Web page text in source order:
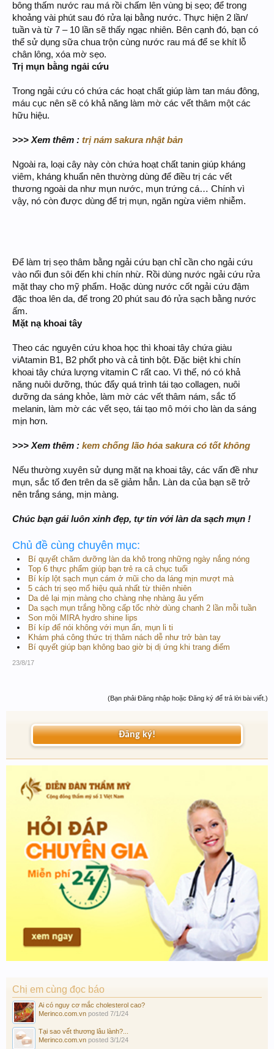
bông thấm nước rau má rồi chấm lên vùng bị sẹo; để trong
khoảng vài phút sau đó rửa lại bằng nước. Thực hiện 2 lần/
tuần và từ 7 – 10 lần sẽ thấy ngạc nhiên. Bên cạnh đó, bạn có
thể sử dụng sữa chua trộn cùng nước rau má để se khít lỗ
chân lông, xóa mờ sẹo.
Trị mụn bằng ngải cứu
Trong ngải cứu có chứa các hoạt chất giúp làm tan máu đông,
máu cục nên sẽ có khả năng làm mờ các vết thâm một các
hữu hiệu.
>>> Xem thêm : trị nám sakura nhật bản
Ngoài ra, loại cây này còn chứa hoạt chất tanin giúp kháng
viêm, kháng khuẩn nên thường dùng để điều trị các vết
thương ngoài da như mụn nước, mụn trứng cá… Chính vì
vậy, nó còn được dùng để trị mụn, ngăn ngừa viêm nhiễm.
Để làm trị sẹo thâm bằng ngải cứu bạn chỉ cần cho ngải cứu
vào nổi đun sôi đến khi chín nhừ. Rồi dùng nước ngải cứu rửa
mặt thay cho mỹ phẩm. Hoặc dùng nước cốt ngải cứu đậm
đặc thoa lên da, để trong 20 phút sau đó rửa sạch bằng nước
ấm.
Mặt nạ khoai tây
Theo các nguyên cứu khoa học thì khoai tây chứa giàu
viAtamin B1, B2 phốt pho và cả tinh bột. Đặc biệt khi chín
khoai tây chứa lượng vitamin C rất cao. Vì thế, nó có khả
năng nuôi dưỡng, thúc đẩy quá trình tái tạo collagen, nuôi
dưỡng da sáng khỏe, làm mờ các vết thâm nám, sắc tố
melanin, làm mờ các vết sẹo, tái tạo mô mới cho làn da sáng
mịn hơn.
>>> Xem thêm : kem chống lão hóa sakura có tốt không
Nếu thường xuyên sử dụng mặt nạ khoai tây, các vấn đề như
mụn, sắc tố đen trên da sẽ giảm hẳn. Làn da của bạn sẽ trở
nên trắng sáng, mịn màng.
Chúc bạn gái luôn xinh đẹp, tự tin với làn da sạch mụn !
Chủ đề cùng chuyên mục:
Bí quyết chăm dưỡng làn da khô trong những ngày nắng nóng
Top 6 thực phẩm giúp bạn trẻ ra cả chục tuổi
Bí kíp lột sạch mụn cám ở mũi cho da láng mịn mượt mà
5 cách trị sẹo mổ hiệu quả nhất từ thiên nhiên
Da dẻ lại mịn màng cho chàng nhẹ nhàng âu yếm
Da sạch mụn trắng hồng cấp tốc nhờ dùng chanh 2 lần mỗi tuần
Son môi MIRA hydro shine lips
Bí kíp để nói không với mụn ẩn, mụn li ti
Khám phá công thức trị thâm nách dễ như trở bàn tay
Bí quyết giúp bạn không bao giờ bị dị ứng khi trang điểm
23/8/17
(Bạn phải Đăng nhập hoặc Đăng ký để trả lời bài viết.)
Đăng ký!
Chị em cùng đọc báo
Ai có nguy cơ mắc cholesterol cao?
Merinco.com.vn posted 7/1/24
Tại sao vết thương lâu lành?...
Merinco.com.vn posted 3/1/24